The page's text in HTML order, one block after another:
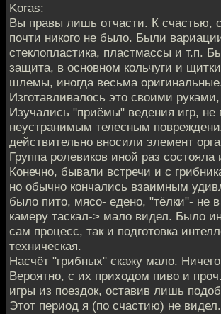
Koras:
Вы правы лишь отчасти. К счастью,
почти никого не было. Были
стеклопластика, пластмассы и т.п.
защита, в основном кольчуги и
шлемы, иногда весьма
Изготавливалось это своими руками,
Изучались "приёмы" ведения игр, не
неустранимым телесным
действительно вносили элемент
Группа ролевиков иной раз состояла
Конечно, бывали встречи и с
но обычно кончались взаимным
было пито, мясо- едено, "тёлки"- не в
камеру таскал-> мало видел. Было
сам процесс, так и подготовка
техническая.
Насчёт "грибных" скажу мало.
Вероятно, с их приходом пиво и
игры из поездок, оставив лишь
Этот период я (по счастию) не видел.